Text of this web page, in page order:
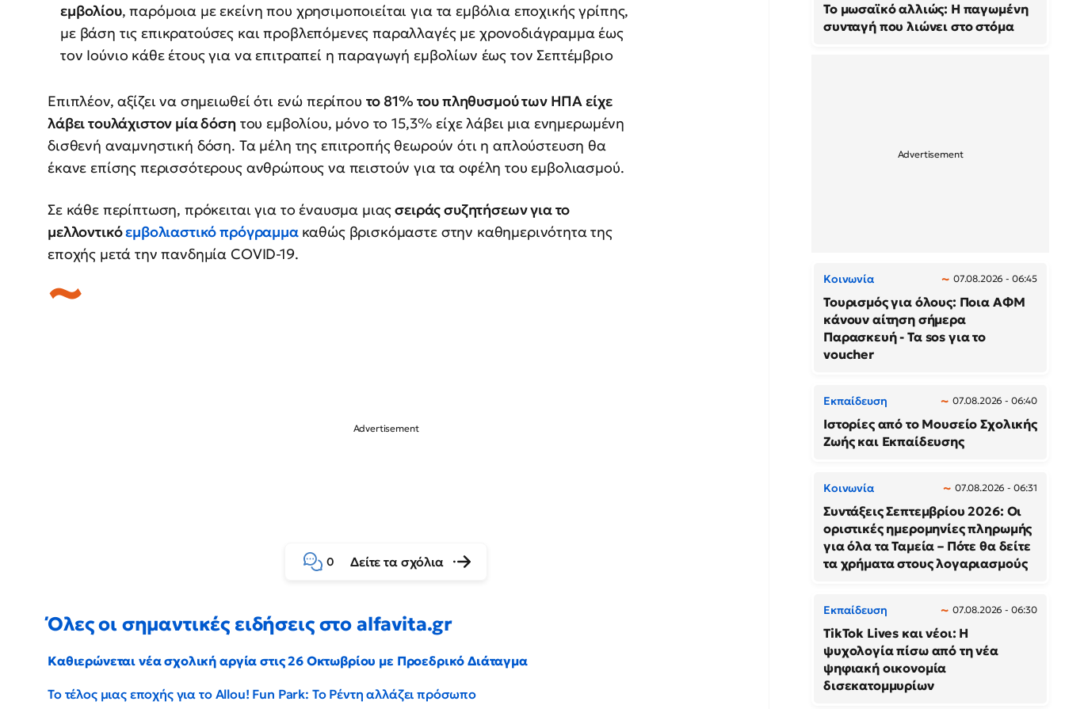
εμβολίου, παρόμοια με εκείνη που χρησιμοποιείται για τα εμβόλια εποχικής γρίπης,
με βάση τις επικρατούσες και προβλεπόμενες παραλλαγές με χρονοδιάγραμμα έως
τον Ιούνιο κάθε έτους για να επιτραπεί η παραγωγή εμβολίων έως τον Σεπτέμβριο
Επιπλέον, αξίζει να σημειωθεί ότι ενώ περίπου το 81% του πληθυσμού των ΗΠΑ είχε
λάβει τουλάχιστον μία δόση του εμβολίου, μόνο το 15,3% είχε λάβει μια ενημερωμένη
δισθενή αναμνηστική δόση. Τα μέλη της επιτροπής θεωρούν ότι η απλούστευση θα
έκανε επίσης περισσότερους ανθρώπους να πειστούν για τα οφέλη του εμβολιασμού.
Σε κάθε περίπτωση, πρόκειται για το έναυσμα μιαςσειράς συζητήσεων για το
μελλοντικόεμβολιαστικό πρόγραμμα καθώς βρισκόμαστε στην καθημερινότητα της
εποχής μετά την πανδημία COVID-19.
0 Δείτε τα σχόλια
Όλες οι σημαντικές ειδήσεις στο alfavita.gr
Καθιερώνεται νέα σχολική αργία στις 26 Οκτωβρίου με Προεδρικό Διάταγμα
Το τέλος μιας εποχής για το Allou! Fun Park: Το Ρέντη αλλάζει πρόσωπο
Το μωσαϊκό αλλιώς: Η παγωμένη
συνταγή που λιώνει στο στόμα
Κοινωνία 07.08.2026 - 06:45
Τουρισμός για όλους: Ποια ΑΦΜ
κάνουν αίτηση σήμερα
Παρασκευή - Τα sos για το
voucher
Εκπαίδευση 07.08.2026 - 06:40
Ιστορίες από το Μουσείο Σχολικής
Ζωής και Εκπαίδευσης
Κοινωνία 07.08.2026 - 06:31
Συντάξεις Σεπτεμβρίου 2026: Οι
οριστικές ημερομηνίες πληρωμής
για όλα τα Ταμεία – Πότε θα δείτε
τα χρήματα στους λογαριασμούς
Εκπαίδευση 07.08.2026 - 06:30
TikTok Lives και νέοι: Η
ψυχολογία πίσω από τη νέα
ψηφιακή οικονομία
δισεκατομμυρίων